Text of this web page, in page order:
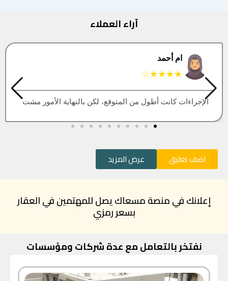
آراء العملاء
البتول
★★★★★
العقار اللي كنت أبيه طلع مباع، أتمنى التحديث يكون أسرع
اضف تعليق عرض المزيد
إعلانك في منصة مسعاك يصل للمهتمين في العقار
بسعر رمزي
نفتخر بالتعامل مع عدة شركات ومؤسسات